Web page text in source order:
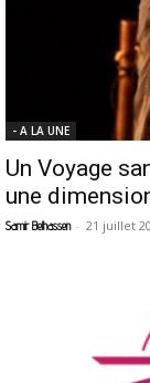
- A LA UNE
Un Voyage
une
Samir Belhassen - 21 juillet